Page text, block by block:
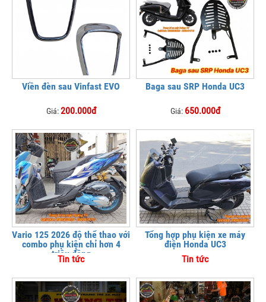
Viền đèn sau Vinfast EVO
Giá:200.000đ
Baga sau SRP Honda UC3
Giá: 650.000đ
Vario 125 2026 độ thể thao với
combo phụ kiện chỉ hơn 4
triệu đồng
Tin tức
Tổng hợp phụ kiện xe máy
điện Honda UC3
Tin tức